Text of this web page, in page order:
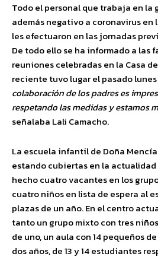
Todo el personal que trabaja en la
además negativo a coronavirus en
les efectuaron en las jornadas
De todo ello se ha informado a las
reuniones celebradas en la Casa
reciente tuvo lugar el pasado lunes
colaboración de los padres es
respetando las medidas y estamos
señalaba Lali Camacho.
La escuela infantil de Doña
estando cubiertas en la actualidad
hecho cuatro vacantes en los
cuatro niños en lista de espera al
plazas de un año. En el centro
tanto un grupo mixto con tres
de uno, un aula con 14 pequeños
dos años, de 13 y 14 estudiantes